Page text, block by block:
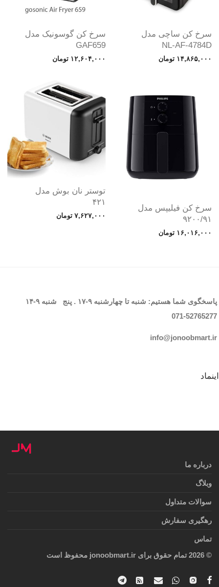
سرخ کن ساچی مدل
NL-AF-4784D
۱۴,۸۶۵,۰۰۰ تومان
سرخ کن گوسونیک مدل
GAF659
۱۲,۶۰۴,۰۰۰ تومان
سرخ کن فیلیپس مدل
۹۲۰۰/۹۱
۱۶,۰۱۶,۰۰۰ تومان
توستر نان بوش مدل
۴۲۱
۷,۶۲۷,۰۰۰ تومان
پاسخگوی شما هستیم: شنبه تا چهارشنبه ۹-۱۷ . پنج شنبه ۹-۱۴
071-52765277
info@jonoobmart.ir
اینماد
درباره ما
وبلاگ
سوالات متداول
رهگیری سفارش
تماس
©
2026تمام حقوق برای jonoobmart.ir محفوظ است